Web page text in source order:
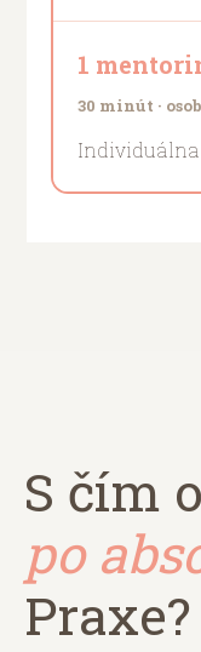
1
30 minút ·
S čím
po
Praxe?